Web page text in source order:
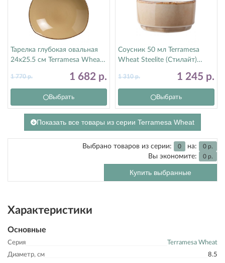
Тарелка глубокая овальная
24х25.5 см Terramesa Wheat
1 682 р.
1 770р.
Выбрать
Соусник 50 мл Terramesa
Wheat Steelite (Стилайт)
1 245 р.
1 310р.
Выбрать
Показать все товары из серии Terramesa Wheat
Выбрано товаров из серии: 0 на: 0 р.
Вы экономите: 0 р.
Купить выбранные
Характеристики
Основные
Серия
Terramesa Wheat
Диаметр, см
8.5